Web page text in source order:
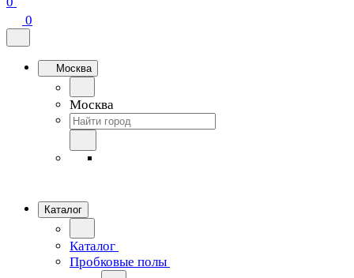
0
Москва
Москва
Каталог
Каталог
Пробковые полы